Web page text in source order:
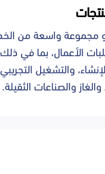
واسعة من
الأعمال، بما في ذلك
والتشغيل
والصناعات الثقيلة.